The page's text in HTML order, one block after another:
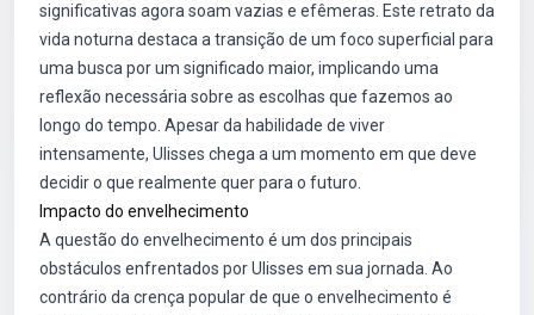
significativas agora soam vazias e efêmeras. Este retrato da
vida noturna destaca a transição de um foco superficial para
uma busca por um significado maior, implicando uma
reflexão necessária sobre as escolhas que fazemos ao
longo do tempo. Apesar da habilidade de viver
intensamente, Ulisses chega a um momento em que deve
decidir o que realmente quer para o futuro.
Impacto do envelhecimento
A questão do envelhecimento é um dos principais
obstáculos enfrentados por Ulisses em sua jornada. Ao
contrário da crença popular de que o envelhecimento é